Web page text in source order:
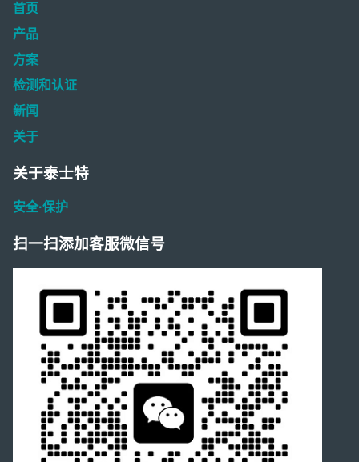
首页
产品
方案
检测和认证
新闻
关于
关于泰士特
安全·保护
扫一扫添加客服微信号